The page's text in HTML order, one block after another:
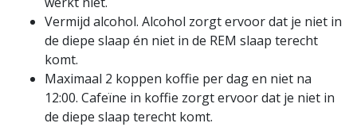
Vermijd alcohol. Alcohol zorgt ervoor dat je niet in
de diepe slaap én niet in de REM slaap terecht
komt.
Maximaal 2 koppen koffie per dag en niet na
12:00. Cafeïne in koffie zorgt ervoor dat je niet in
de diepe slaap terecht komt.